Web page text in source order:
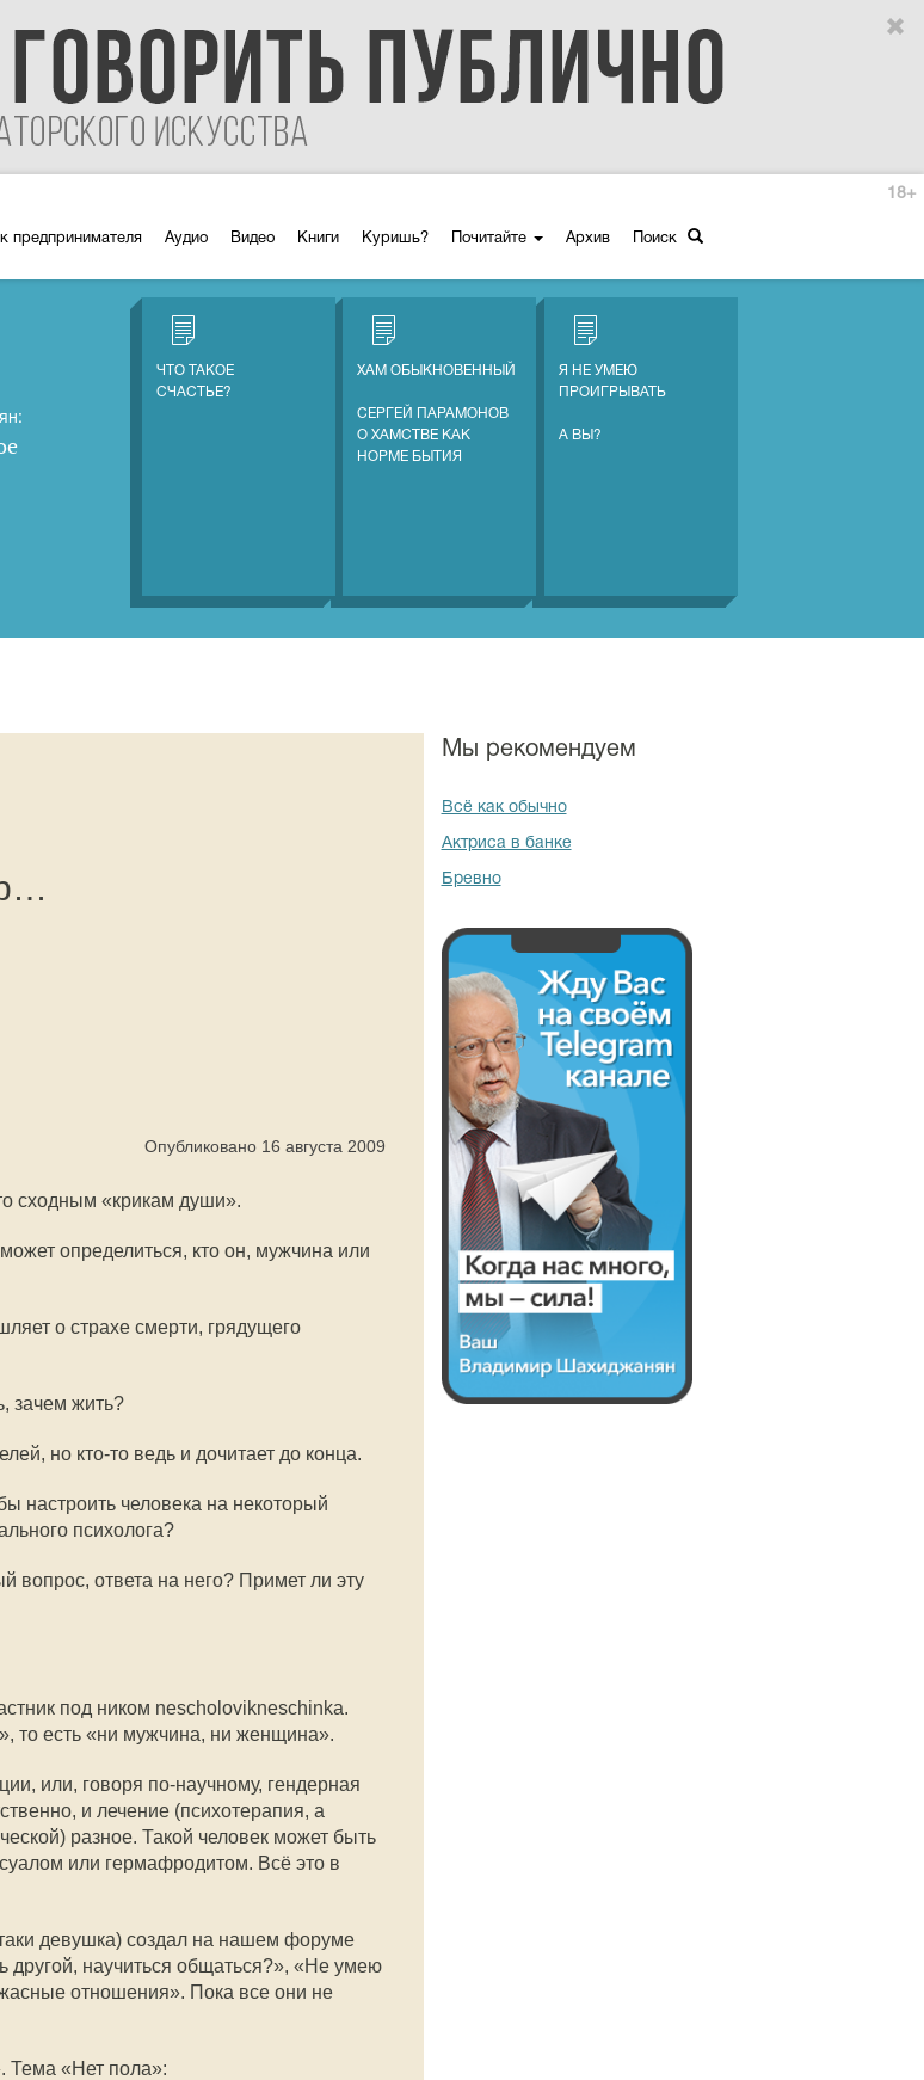
предпринимателя Аудио Видео Книги Куришь? Почитайте Архив Поиск
18+
ЧТО ТАКОЕ
СЧАСТЬЕ?
ХАМ ОБЫКНОВЕННЫЙ
СЕРГЕЙ ПАРАМОНОВ
О ХАМСТВЕ КАК
НОРМЕ БЫТИЯ
Я НЕ УМЕЮ
ПРОИГРЫВАТЬ
А ВЫ?
Опубликовано 16 августа 2009
сходным «крикам души».
определиться, кто он, мужчина или
о страхе смерти, грядущего
зачем жить?
но кто-то ведь и дочитает до конца.
настроить человека на некоторый
психолога?
вопрос, ответа на него? Примет ли эту
под ником nescholovikneschinka.
то есть «ни мужчина, ни женщина».
или, говоря по-научному, гендерная
и лечение (психотерапия, а
разное. Такой человек может быть
или гермафродитом. Всё это в
девушка) создал на нашем форуме
другой, научиться общаться?», «Не умею
отношения». Пока все они не
Тема «Нет пола»:
Мы рекомендуем
Всё как обычно
Актриса в банке
Бревно